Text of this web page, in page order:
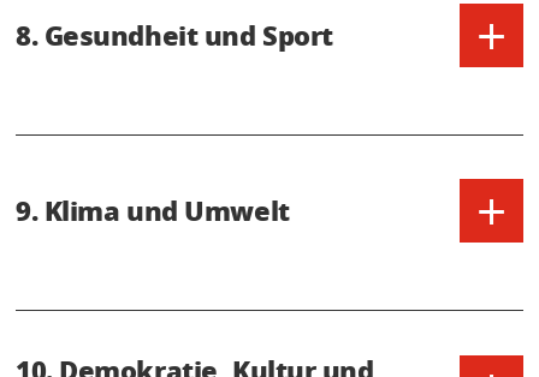
8. Gesundheit und Sport +
9. Klima und Umwelt +